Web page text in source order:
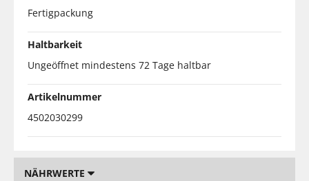
Fertigpackung
Haltbarkeit
Ungeöffnet mindestens 72 Tage haltbar
Artikelnummer
4502030299
NÄHRWERTE